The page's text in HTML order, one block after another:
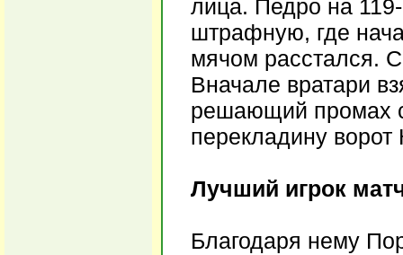
лица. Педро на
штрафную, где
мячом расстался.
Вначале вратари
решающий промах
перекладину ворот
Лучший игрок
Благодаря нему